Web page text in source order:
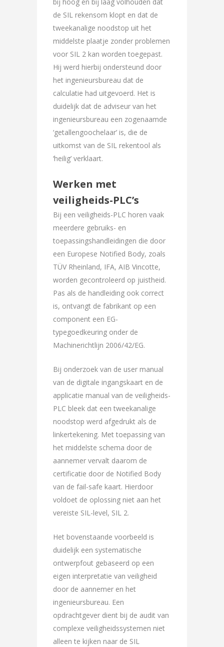
de SIL rekensom klopt en dat de
tweekanalige noodstop uit het
middelste plaatje zonder problemen
voor SIL 2 kan worden toegepast.
Hij werd hierbij ondersteund door
het ingenieursbureau dat de
calculatie had uitgevoerd. Het is
duidelijk dat de adviseur van het
ingenieursbureau een zogenaamde
‘getallengoochelaar’ is, die de
uitkomst van de SIL rekentool als
‘heilig’ verklaart.
Werken met
veiligheids-PLC’s
Bij een veiligheids-PLC horen vaak
meerdere gebruiks- en
toepassingshandleidingen die door
een Europese Notified Body, zoals
TÜV Rheinland, IFA, AIB Vincotte,
worden gecontroleerd op juistheid.
Pas als de handleiding ook correct
is, ontvangt de fabrikant op een
component een EG-
typegoedkeuring onder de
Machinerichtlijn 2006/42/EG.
Bij onderzoek van de user manual
van de digitale ingangskaart en de
applicatie manual van de veiligheids-
PLC bleek dat een tweekanalige
noodstop werd afgedrukt als de
linkertekening. Met toepassing van
het middelste schema door de
aannemer vervalt daarom de
certificatie door de Notified Body
van de fail-safe kaart. Hierdoor
voldoet de oplossing niet aan het
vereiste SIL-level, SIL 2.
Het bovenstaande voorbeeld is
duidelijk een systematische
ontwerpfout gebaseerd op een
eigen interpretatie van veiligheid
door de aannemer en het
ingenieursbureau. Een
opdrachtgever dient bij de audit van
complexe veiligheidssystemen niet
alleen te kijken naar de SIL